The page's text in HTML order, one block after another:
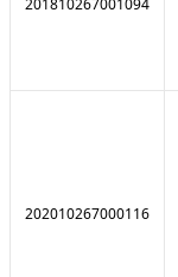
201810267001094
202010267000116